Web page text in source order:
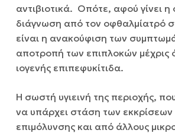
αντιβιοτικά. Οπότε, αφού γίνει
διάγνωση από τον οφθαλμίατρό
είναι η ανακούφιση των
αποτροπή των επιπλοκών μέχρις
ιογενής επιπεφυκίτιδα.
Η σωστή υγιεινή της περιοχής,
να υπάρχει στάση των εκκρίσεων
επιμόλυνσης και από άλλους